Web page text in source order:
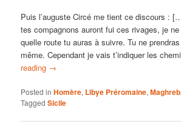
Puis l’auguste Circé me tient ce discours :
tes compagnons auront fui ces rivages, je ne
quelle route tu auras à suivre. Tu ne
même. Cependant je vais t’indiquer les
reading →
Posted in Homère, Libye Préromaine,
Tagged Sicile